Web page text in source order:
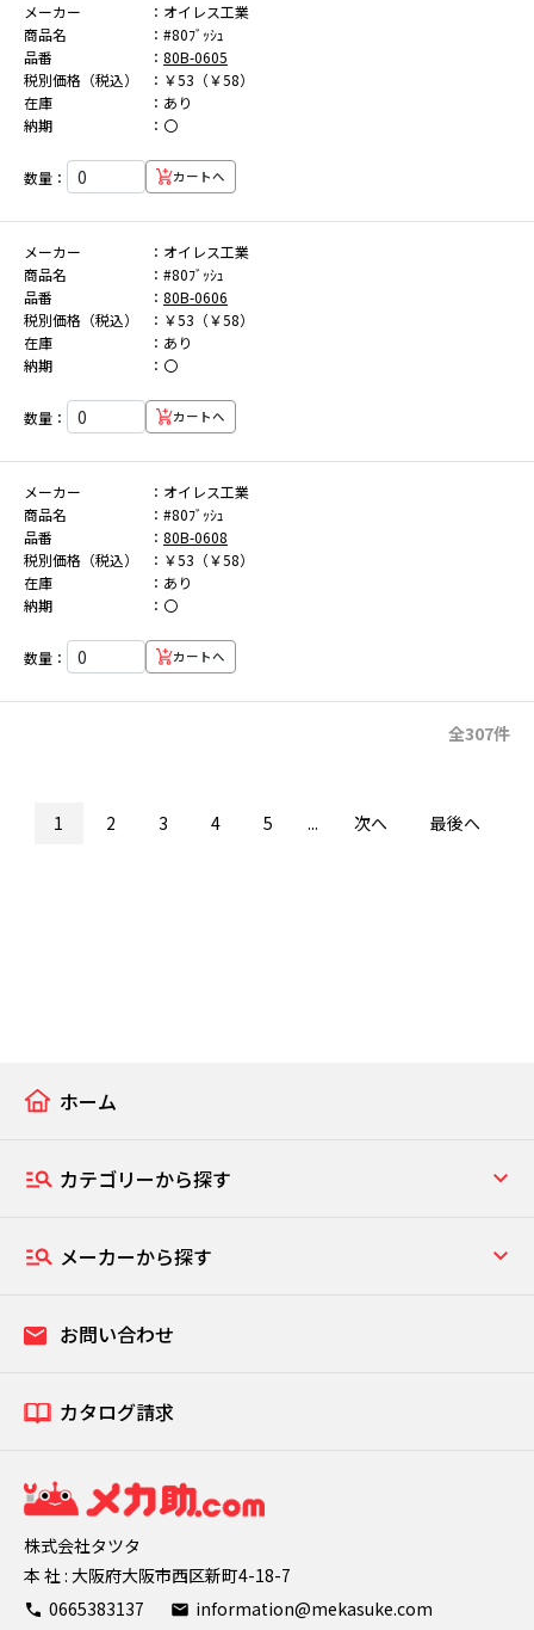
メーカー
オイレス工業
商品名
#80ﾌﾞｯｼｭ
品番
80B-0605
税別価格（税込）
￥53（￥58）
在庫
あり
納期
〇
数量： カートへ
メーカー
オイレス工業
商品名
#80ﾌﾞｯｼｭ
品番
80B-0606
税別価格（税込）
￥53（￥58）
在庫
あり
納期
〇
数量： カートへ
メーカー
オイレス工業
商品名
#80ﾌﾞｯｼｭ
品番
80B-0608
税別価格（税込）
￥53（￥58）
在庫
あり
納期
〇
数量： カートへ
全307件
1 2 3 4 5 ... 次へ 最後へ
株式会社タツタ
本 社 : 大阪府大阪市西区新町4-18-7
0665383137
information@mekasuke.com
ホーム
カテゴリーから探す
メーカーから探す
お問い合わせ
カタログ請求